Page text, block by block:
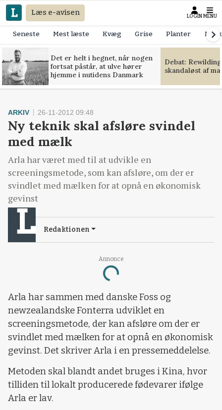
Læs e-avisen LOGIN MENU
Seneste Mest læste Kvæg Grise Planter
Det er helt i hegnet, når nogen
fortsat påstår, at ulve hører
hjemme i nutidens Danmark
Debat:
skandaløst af
Annonce
Loading...
ARKIV 26-11-2012 09:48
Ny teknik skal afsløre svindel
med mælk
Arla har været med til at udvikle en
screeningsmetode, som kan afsløre, om der er
svindlet med mælken for at opnå en økonomisk
gevinst
Redaktionen
Arla har sammen med danske Foss og
newzealandske Fonterra udviklet en
screeningsmetode, der kan afsløre om der er
svindlet med mælken for at opnå en økonomisk
gevinst. Det skriver Arla i en pressemeddelelse.
Metoden skal blandt andet bruges i Kina, hvor
tilliden til lokalt producerede fødevarer ifølge
Arla er lav.